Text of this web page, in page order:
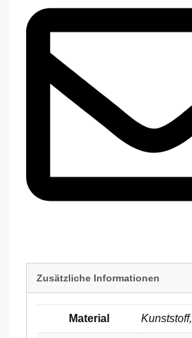
Zusätzliche Informationen
Material Kunststoff,